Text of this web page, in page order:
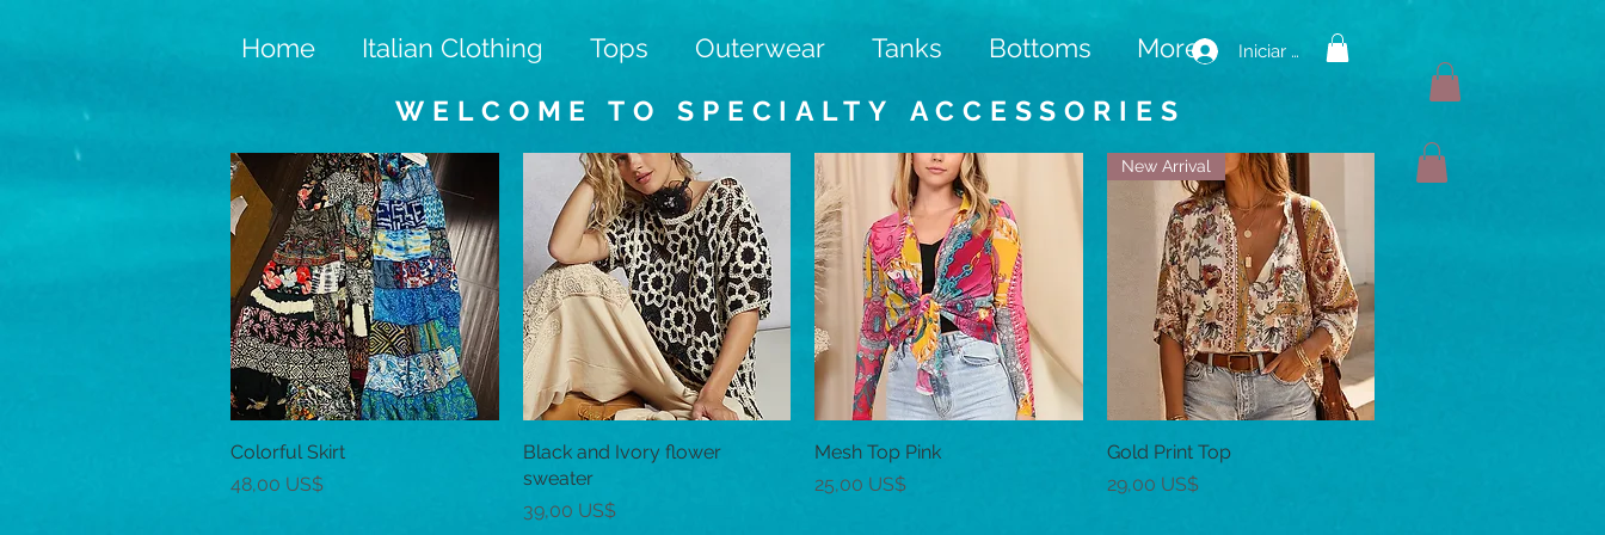
Home Italian Clothing Tops Outerwear Tanks Bottoms More Iniciar sesión
WELCOME TO SPECIALTY ACCESSORIES
Vista rápida
Colorful Skirt
Precio
48,00 US$
Vista rápida
Black and Ivory flower
sweater
Precio
39,00 US$
Vista rápida
Mesh Top Pink
Precio
25,00 US$
Vista rápida
New Arrival
Gold Print Top
Precio
29,00 US$